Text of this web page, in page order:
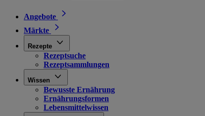
Angebote
Märkte
Rezepte
Rezeptsuche
Rezeptsammlungen
Wissen
Bewusste Ernährung
Ernährungsformen
Lebensmittelwissen